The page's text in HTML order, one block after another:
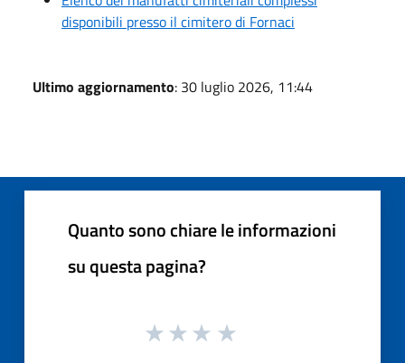
disponibili presso il cimitero di Fornaci
Ultimo aggiornamento: 30 luglio 2026, 11:44
Quanto sono chiare le informazioni
su questa pagina?